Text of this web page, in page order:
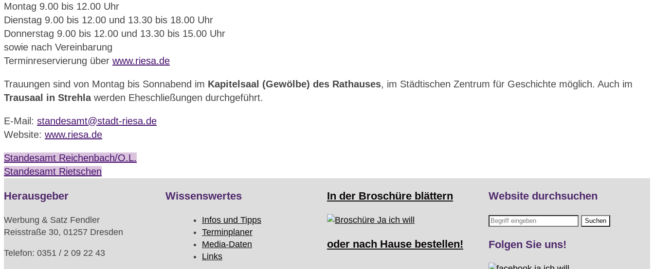
Montag 9.00 bis 12.00 Uhr
Dienstag 9.00 bis 12.00 und 13.30 bis 18.00 Uhr
Donnerstag 9.00 bis 12.00 und 13.30 bis 15.00 Uhr
sowie nach Vereinbarung
Terminreservierung über www.riesa.de
Trauungen sind von Montag bis Sonnabend im Kapitelsaal (Gewölbe) des Rathauses, im Städtischen Zentrum für Geschichte möglich. Auch im
Trausaal in Strehlawerden Eheschließungen durchgeführt.
E-Mail: standesamt@stadt-riesa.de
Website: www.riesa.de
Standesamt Reichenbach/O.L.
Standesamt Rietschen
Herausgeber
Werbung & Satz Fendler
Reisstraße 30, 01257 Dresden
Telefon: 0351 / 2 09 22 43
Wissenswertes
Infos und Tipps
Terminplaner
Media-Daten
Links
In der Broschüre blättern
oder nach Hause bestellen!
Website durchsuchen
Folgen Sie uns!